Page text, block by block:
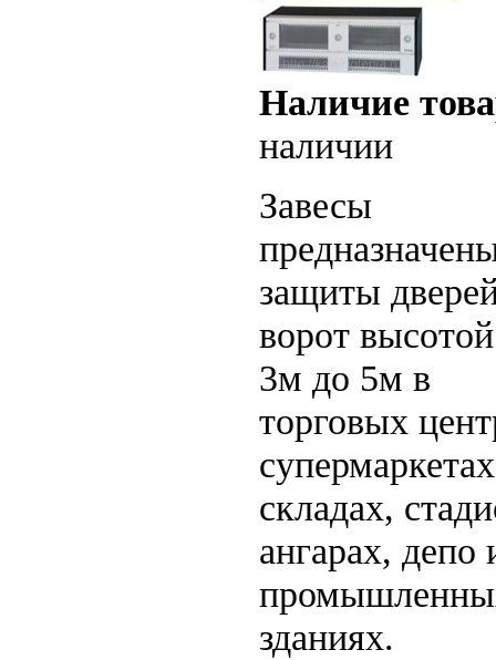
Наличие
наличии
Завесы
защиты
ворот
3м до 5м в
торговых
складах,
ангарах, депо
зданиях.